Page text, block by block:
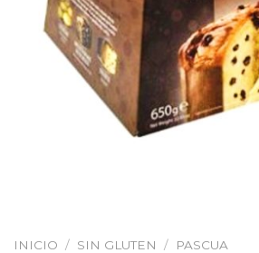
INICIO / SIN GLUTEN / PASCUA